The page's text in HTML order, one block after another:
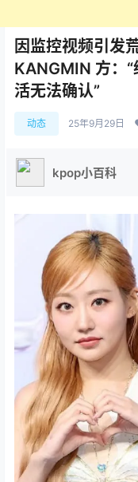
因监控视频引发
KANGMIN 方：
活无法确认”
动态 25年9月29日
kpop小百科